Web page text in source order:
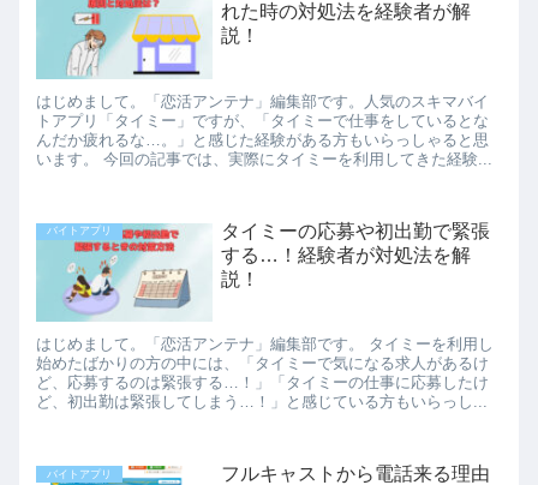
れた時の対処法を経験者が解
説！
はじめまして。「恋活アンテナ」編集部です。人気のスキマバイ
トアプリ「タイミー」ですが、「タイミーで仕事をしているとな
んだか疲れるな…。」と感じた経験がある方もいらっしゃると思
います。 今回の記事では、実際にタイミーを利用してきた経験...
バイトアプリ
タイミーの応募や初出勤で緊張
する…！経験者が対処法を解
説！
はじめまして。「恋活アンテナ」編集部です。 タイミーを利用し
始めたばかりの方の中には、「タイミーで気になる求人があるけ
ど、応募するのは緊張する…！」「タイミーの仕事に応募したけ
ど、初出勤は緊張してしまう…！」と感じている方もいらっし...
バイトアプリ
フルキャストから電話来る理由